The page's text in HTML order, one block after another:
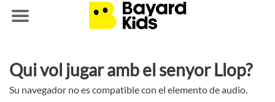
Saltar
al
contenido
Qui vol jugar amb el senyor Llop?
Su navegador no es compatible con el elemento de audio.